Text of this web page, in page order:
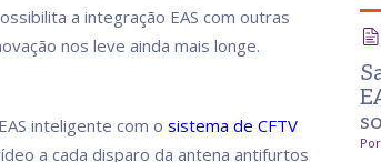
a integração EAS com outras
nos leve ainda mais longe.
inteligente com o sistema de CFTV
a cada disparo da antena antifurtos
Por